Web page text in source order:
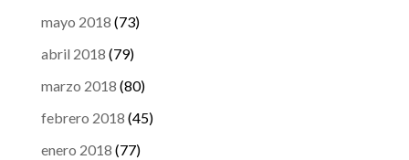
mayo 2018 (73)
abril 2018 (79)
marzo 2018 (80)
febrero 2018 (45)
enero 2018 (77)